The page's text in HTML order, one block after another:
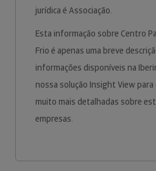
jurídica é Associação.
Esta informação sobre Centro
Frio é apenas uma breve
informações disponíveis na
nossa solução Insight View
muito mais detalhadas sobre
empresas.